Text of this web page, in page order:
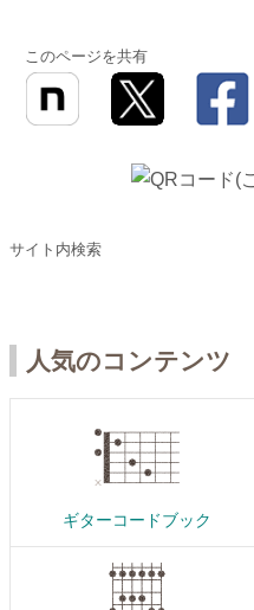
このページを共有
サイト内検索
人気のコンテンツ
ギターコードブック